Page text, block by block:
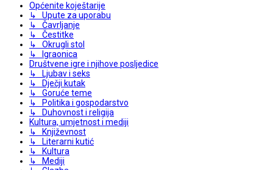
Općenite koještarije
↳ Upute za uporabu
↳ Čavrljanje
↳ Čestitke
↳ Okrugli stol
↳ Igraonica
Društvene igre i njihove posljedice
↳ Ljubav i seks
↳ Dječji kutak
↳ Goruće teme
↳ Politika i gospodarstvo
↳ Duhovnost i religija
Kultura, umjetnost i mediji
↳ Književnost
↳ Literarni kutić
↳ Kultura
↳ Mediji